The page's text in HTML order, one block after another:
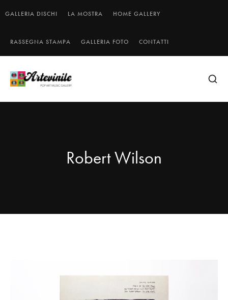
GALLERIA DISCHI LA MOSTRA HOME GALLERY
RASSEGNA STAMPA GALLERIA FOTO CONTATTI
Robert Wilson